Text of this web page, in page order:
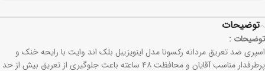
توضیحات
توضیحات :
اسپری ضد تعریق مردانه رکسونا مدل اینویزیبل بلک اند وایت با رایحه خنک و
پرطرفدار مناسب آقایان و محافظت ۴۸ ساعته باعث جلوگیری از تعریق بیش از حد